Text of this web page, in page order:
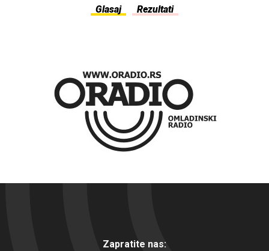
Zapratite nas: